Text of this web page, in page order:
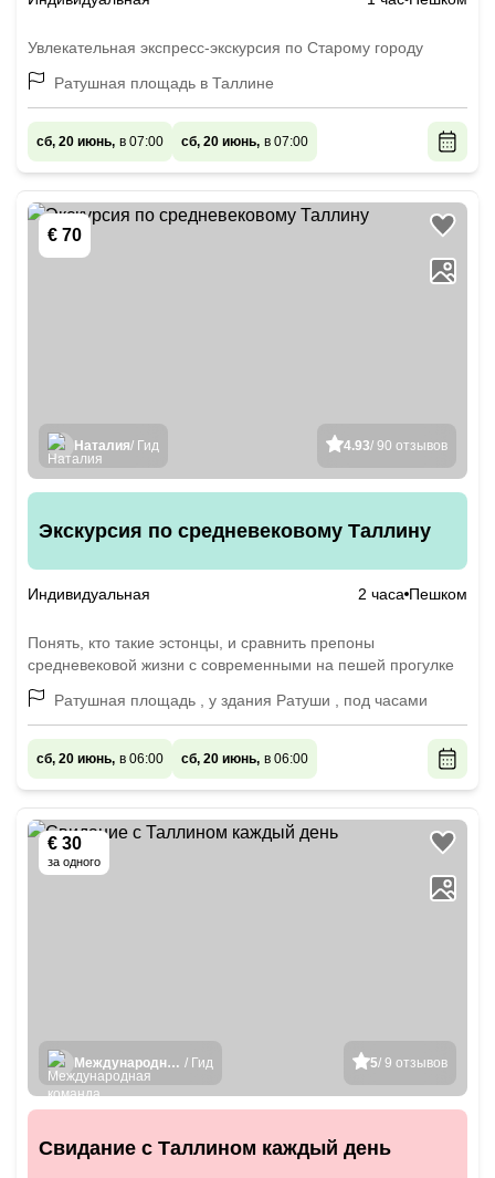
Увлекательная экспресс-экскурсия по Старому городу
Ратушная площадь в Таллине
сб, 20 июнь, в 07:00 сб, 20 июнь, в 07:00
€ 70
4.93/ 90 отзывов
Наталия/ Гид
Экскурсия по средневековому Таллину
Индивидуальная 2 часа Пешком
Понять, кто такие эстонцы, и сравнить препоны
средневековой жизни с современными на пешей прогулке
Ратушная площадь , у здания Ратуши , под часами
сб, 20 июнь, в 06:00 сб, 20 июнь, в 06:00
€ 30
за одного
5/ 9 отзывов
Международная команда гидов / Гид
Свидание с Таллином каждый день